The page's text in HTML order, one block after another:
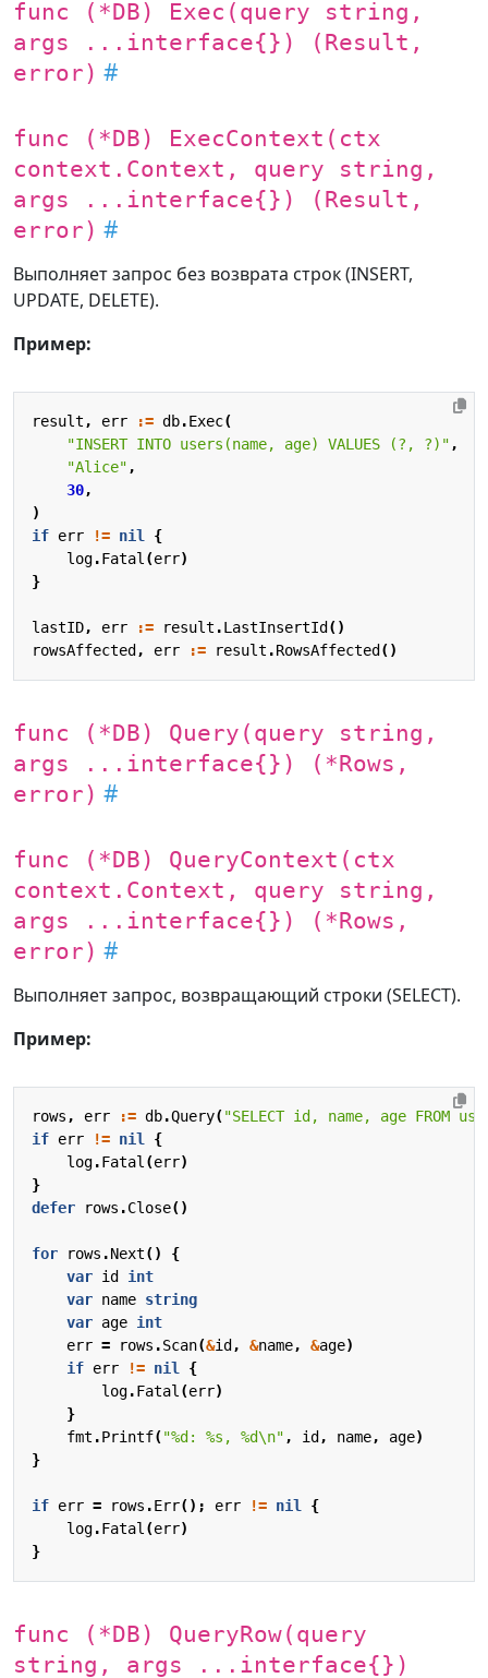
func (*DB) Exec(query string,
args ...interface{}) (Result,
error)
func (*DB) ExecContext(ctx
context.Context, query string,
args ...interface{}) (Result,
error)
Выполняет запрос без возврата строк (INSERT,
UPDATE, DELETE).
Пример:
result , err := db.Exec(
"INSERT INTO users(name, age) VALUES (?, ?)" ,
"Alice" ,
30,
)
if err != nil
{
log.Fatal (err)
}
lastID, err := result .LastInsertId ()
rowsAffected , err := result .RowsAffected ()
func (*DB) Query(query string,
args ...interface{}) (*Rows,
error)
func (*DB) QueryContext(ctx
context.Context, query string,
args ...interface{}) (*Rows,
error)
Выполняет запрос, возвращающий строки (SELECT).
Пример:
rows , err := db.Query("SELECT id, name, age FROM
if err != nil
{
log.Fatal (err)
}
defer
rows .Close()
for rows .Next()
{
var id
int
var name string
var age int
err = rows .Scan(&id , &name, &age)
if err != nil
{
log.Fatal (err)
}
fmt .Printf("%d: %s, %d\n" , id , name, age)
}
if err = rows .Err(); err != nil
{
log.Fatal (err)
}
func (*DB) QueryRow(query
string, args ...interface{})